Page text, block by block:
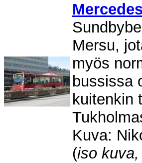
Mersu,
myös
bussissa
kuitenkin
Kuva:
(iso